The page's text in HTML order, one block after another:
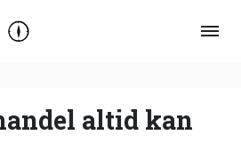
altid kan